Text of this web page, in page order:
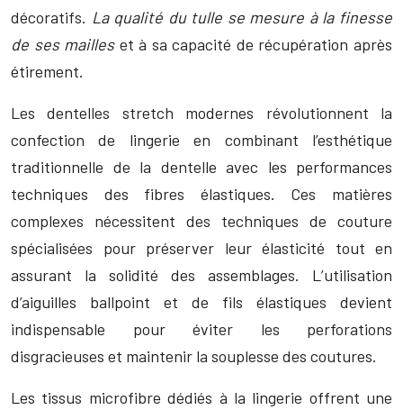
décoratifs. La qualité du tulle se mesure à la finesse
de ses mailleset à sa capacité de récupération après
étirement.
Les dentelles stretch modernes révolutionnent la
confection de lingerie en combinant l’esthétique
traditionnelle de la dentelle avec les performances
techniques des fibres élastiques. Ces matières
complexes nécessitent des techniques de couture
spécialisées pour préserver leur élasticité tout en
assurant la solidité des assemblages. L’utilisation
d’aiguilles ballpoint et de fils élastiques devient
indispensable pour éviter les perforations
disgracieuses et maintenir la souplesse des coutures.
Les tissus microfibre dédiés à la lingerie offrent une